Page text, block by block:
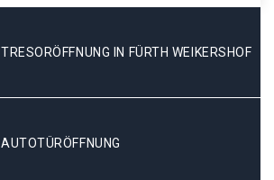
TRESORÖFFNUNG IN FÜRTH WEIKERSHOF
AUTOTÜRÖFFNUNG